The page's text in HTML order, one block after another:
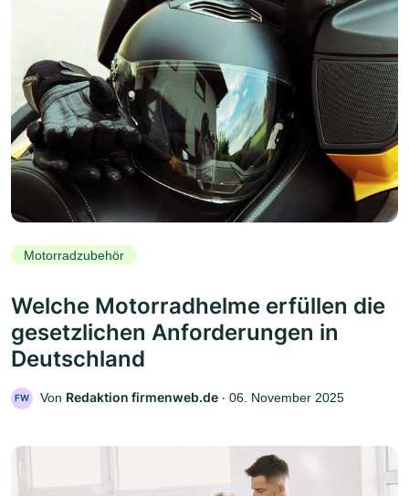
Motorradzubehör
Welche Motorradhelme erfüllen die
gesetzlichen Anforderungen in
Deutschland
FW Von Redaktion firmenweb.de ‧ 06. November 2025